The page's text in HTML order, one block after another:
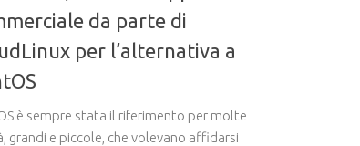
Facebook
Twitter
EmailWhatsApp
Diaspora
Gmail
Yahoo
Mail
Telegram
WordPress
CopyPrintCondividi